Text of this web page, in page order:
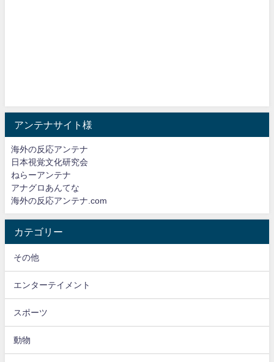
アンテナサイト様
海外の反応アンテナ
日本視覚文化研究会
ねらーアンテナ
アナグロあんてな
海外の反応アンテナ.com
カテゴリー
その他
エンターテイメント
スポーツ
動物